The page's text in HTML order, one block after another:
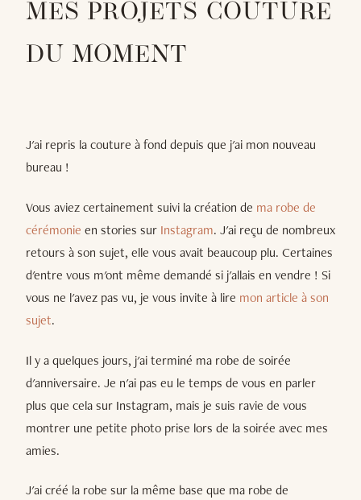
MES PROJETS COUTURE
DU MOMENT
J'ai repris la couture à fond depuis que j'ai mon nouveau
bureau !
Vous aviez certainement suivi la création de ma robe de
cérémonie en stories sur Instagram. J'ai reçu de nombreux
retours à son sujet, elle vous avait beaucoup plu. Certaines
d'entre vous m'ont même demandé si j'allais en vendre ! Si
vous ne l'avez pas vu, je vous invite à lire mon article à son
sujet.
Il y a quelques jours, j'ai terminé ma robe de soirée
d'anniversaire. Je n'ai pas eu le temps de vous en parler
plus que cela sur Instagram, mais je suis ravie de vous
montrer une petite photo prise lors de la soirée avec mes
amies.
J'ai créé la robe sur la même base que ma robe de